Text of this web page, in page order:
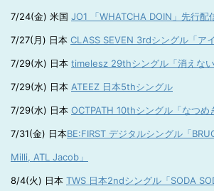
7/24(金) 米国 JO1 「WHATCHA DOIN」先行配
7/27(月) 日本 CLASS SEVEN 3rdシングル「ア
7/29(水) 日本 timelesz 29thシングル「消えない
7/29(水) 日本 ATEEZ 日本5thシングル
7/29(水) 日本 OCTPATH 10thシングル「なつめ
7/31(金) 日本BE:FIRST デジタルシングル「
Milli, ATL Jacob」
8/4(火) 日本 TWS 日本2ndシングル「SODA